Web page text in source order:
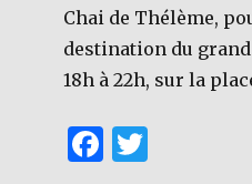
Chai de Thélème,
destination du
18h à 22h, sur la
F T